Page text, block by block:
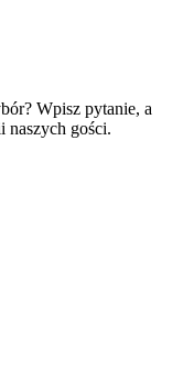
Wpisz pytanie, a
naszych gości.